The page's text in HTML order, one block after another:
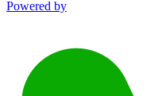
Powered by